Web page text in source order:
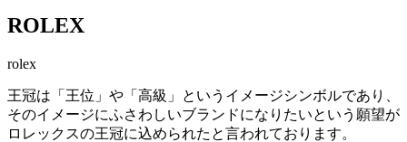
ROLEX
rolex
王冠は「王位」や「高級」というイメージシンボルであり、
そのイメージにふさわしいブランドになりたいという願望が
ロレックスの王冠に込められたと言われております。